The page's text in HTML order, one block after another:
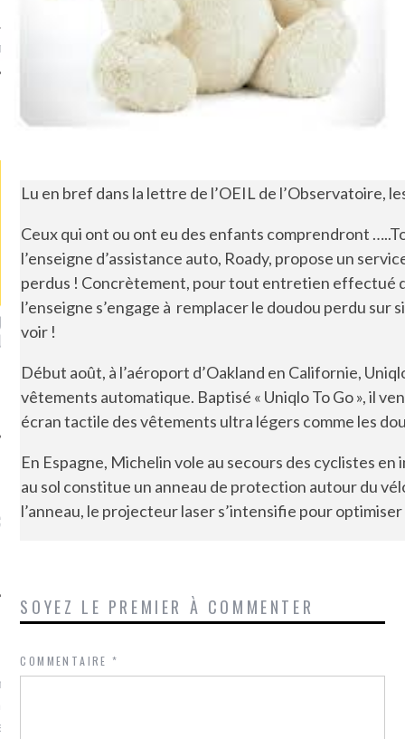
LA PHOTO
ATTACHÉS À LA
DE L’AMBASSADE
? POUR QUI ?
UN GRONDIN FOURRÉ AUX
DE DAX. ET POURQUOI PAS
?
MES DERNIERS
SUR FACEBOOK
journaliste à France
conquis mais en
Lu en bref dans la lettre de l’OEIL de l’Observatoire,
Ceux qui ont ou ont eu des enfants comprendront
l’enseigne d’assistance auto, Roady, propose un
perdus ! Concrètement, pour tout entretien effectué
l’enseigne s’engage à remplacer le doudou perdu
voir !
Début août, à l’aéroport d’Oakland en Californie,
vêtements automatique. Baptisé « Uniqlo To Go », il
écran tactile des vêtements ultra légers comme les
En Espagne, Michelin vole au secours des cyclistes
au sol constitue un anneau de protection autour du
l’anneau, le projecteur laser s’intensifie pour
SOYEZ LE PREMIER À COMMENTER
COMMENTAIRE*